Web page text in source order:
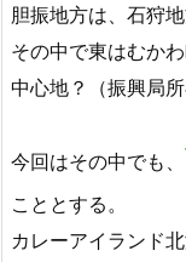
胆振地方は、石狩地
その中で東はむか
中心地？（振興局
今回はその中でも、
こととする。
カレーアイランド